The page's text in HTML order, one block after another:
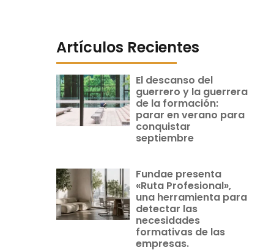
Artículos Recientes
El descanso del
guerrero y la guerrera
de la formación:
parar en verano para
conquistar
septiembre
Fundae presenta
«Ruta Profesional»,
una herramienta para
detectar las
necesidades
formativas de las
empresas.